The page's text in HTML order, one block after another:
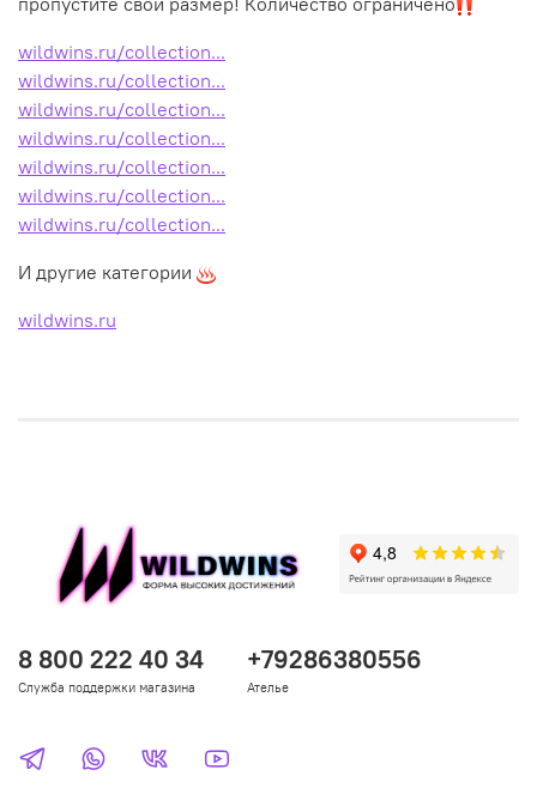
wildwins.ru/collection...
wildwins.ru/collection...
wildwins.ru/collection...
wildwins.ru/collection...
wildwins.ru/collection...
wildwins.ru/collection...
wildwins.ru/collection...
И другие категории
wildwins.ru
8 800 222 40 34
Служба поддержки магазина
+79286380556
Ателье